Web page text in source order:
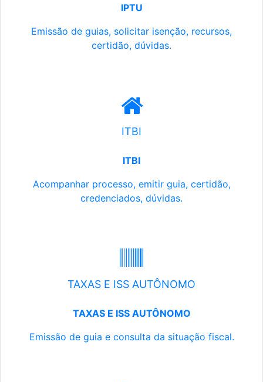
IPTU
Emissão de guias, solicitar isenção, recursos,
certidão, dúvidas.
ITBI
ITBI
Acompanhar processo, emitir guia, certidão,
credenciados, dúvidas.
TAXAS E ISS AUTÔNOMO
TAXAS E ISS AUTÔNOMO
Emissão de guia e consulta da situação fiscal.